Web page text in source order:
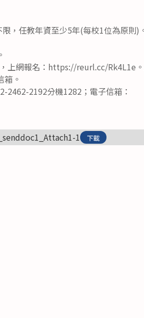
，任教年資至少5年(每校1位為原則)
上網報名：https://reurl.cc/Rk4L1e
。
2462-2192分機1282；電子信箱：
1
下載